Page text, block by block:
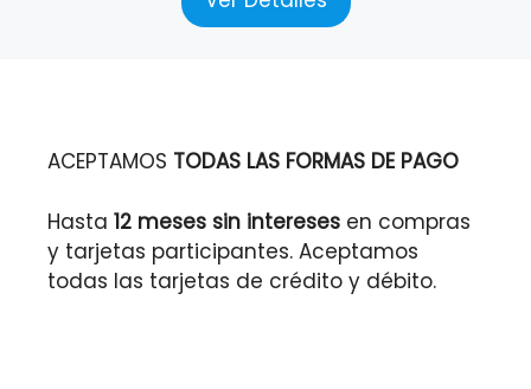
ACEPTAMOS TODAS LAS FORMAS DE PAGO
Hasta 12 meses sin intereses en compras
y tarjetas participantes. Aceptamos
todas las tarjetas de crédito y débito.